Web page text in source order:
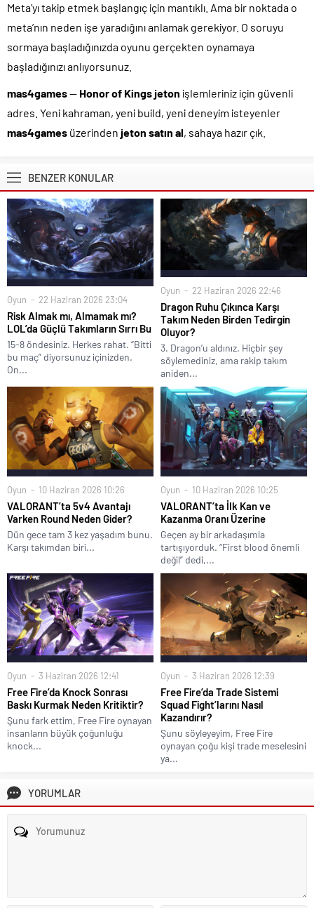
Meta’yı takip etmek başlangıç için mantıklı. Ama bir noktada o
meta’nın neden işe yaradığını anlamak gerekiyor. O soruyu
sormaya başladığınızda oyunu gerçekten oynamaya
başladığınızı anlıyorsunuz.
mas4games— Honor of Kings jeton işlemleriniz için güvenli
adres. Yeni kahraman, yeni build, yeni deneyim isteyenler
mas4games üzerinden jeton satın al, sahaya hazır çık.
BENZER KONULAR
Oyun 22 Haziran 2026 23:04
Risk Almak mı, Almamak mı?
LOL’da Güçlü Takımların Sırrı Bu
15-8 öndesiniz. Herkes rahat. “Bitti
bu maç” diyorsunuz içinizden.
On...
Oyun 22 Haziran 2026 22:46
Dragon Ruhu Çıkınca Karşı
Takım Neden Birden Tedirgin
Oluyor?
3. Dragon’u aldınız. Hiçbir şey
söylemediniz, ama rakip takım
aniden...
Oyun 10 Haziran 2026 10:26
VALORANT’ta 5v4 Avantajı
Varken Round Neden Gider?
Dün gece tam 3 kez yaşadım bunu.
Karşı takımdan biri...
Oyun 10 Haziran 2026 10:25
VALORANT’ta İlk Kan ve
Kazanma Oranı Üzerine
Geçen ay bir arkadaşımla
tartışıyorduk. “First blood önemli
değil” dedi,...
Oyun 3 Haziran 2026 12:41
Free Fire’da Knock Sonrası
Baskı Kurmak Neden Kritiktir?
Şunu fark ettim, Free Fire oynayan
insanların büyük çoğunluğu
knock...
Oyun 3 Haziran 2026 12:39
Free Fire’da Trade Sistemi
Squad Fight’larını Nasıl
Kazandırır?
Şunu söyleyeyim, Free Fire
oynayan çoğu kişi trade meselesini
ya...
YORUMLAR